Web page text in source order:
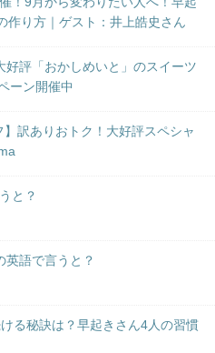
作り方｜ゲスト：井上皓史さん
好評「おかしめいと」のスイーツ
ーン開催中
】訳ありおトク！大好評スペシャ
と？
英語で言うと？
る秘訣は？早起きさん4人の習慣